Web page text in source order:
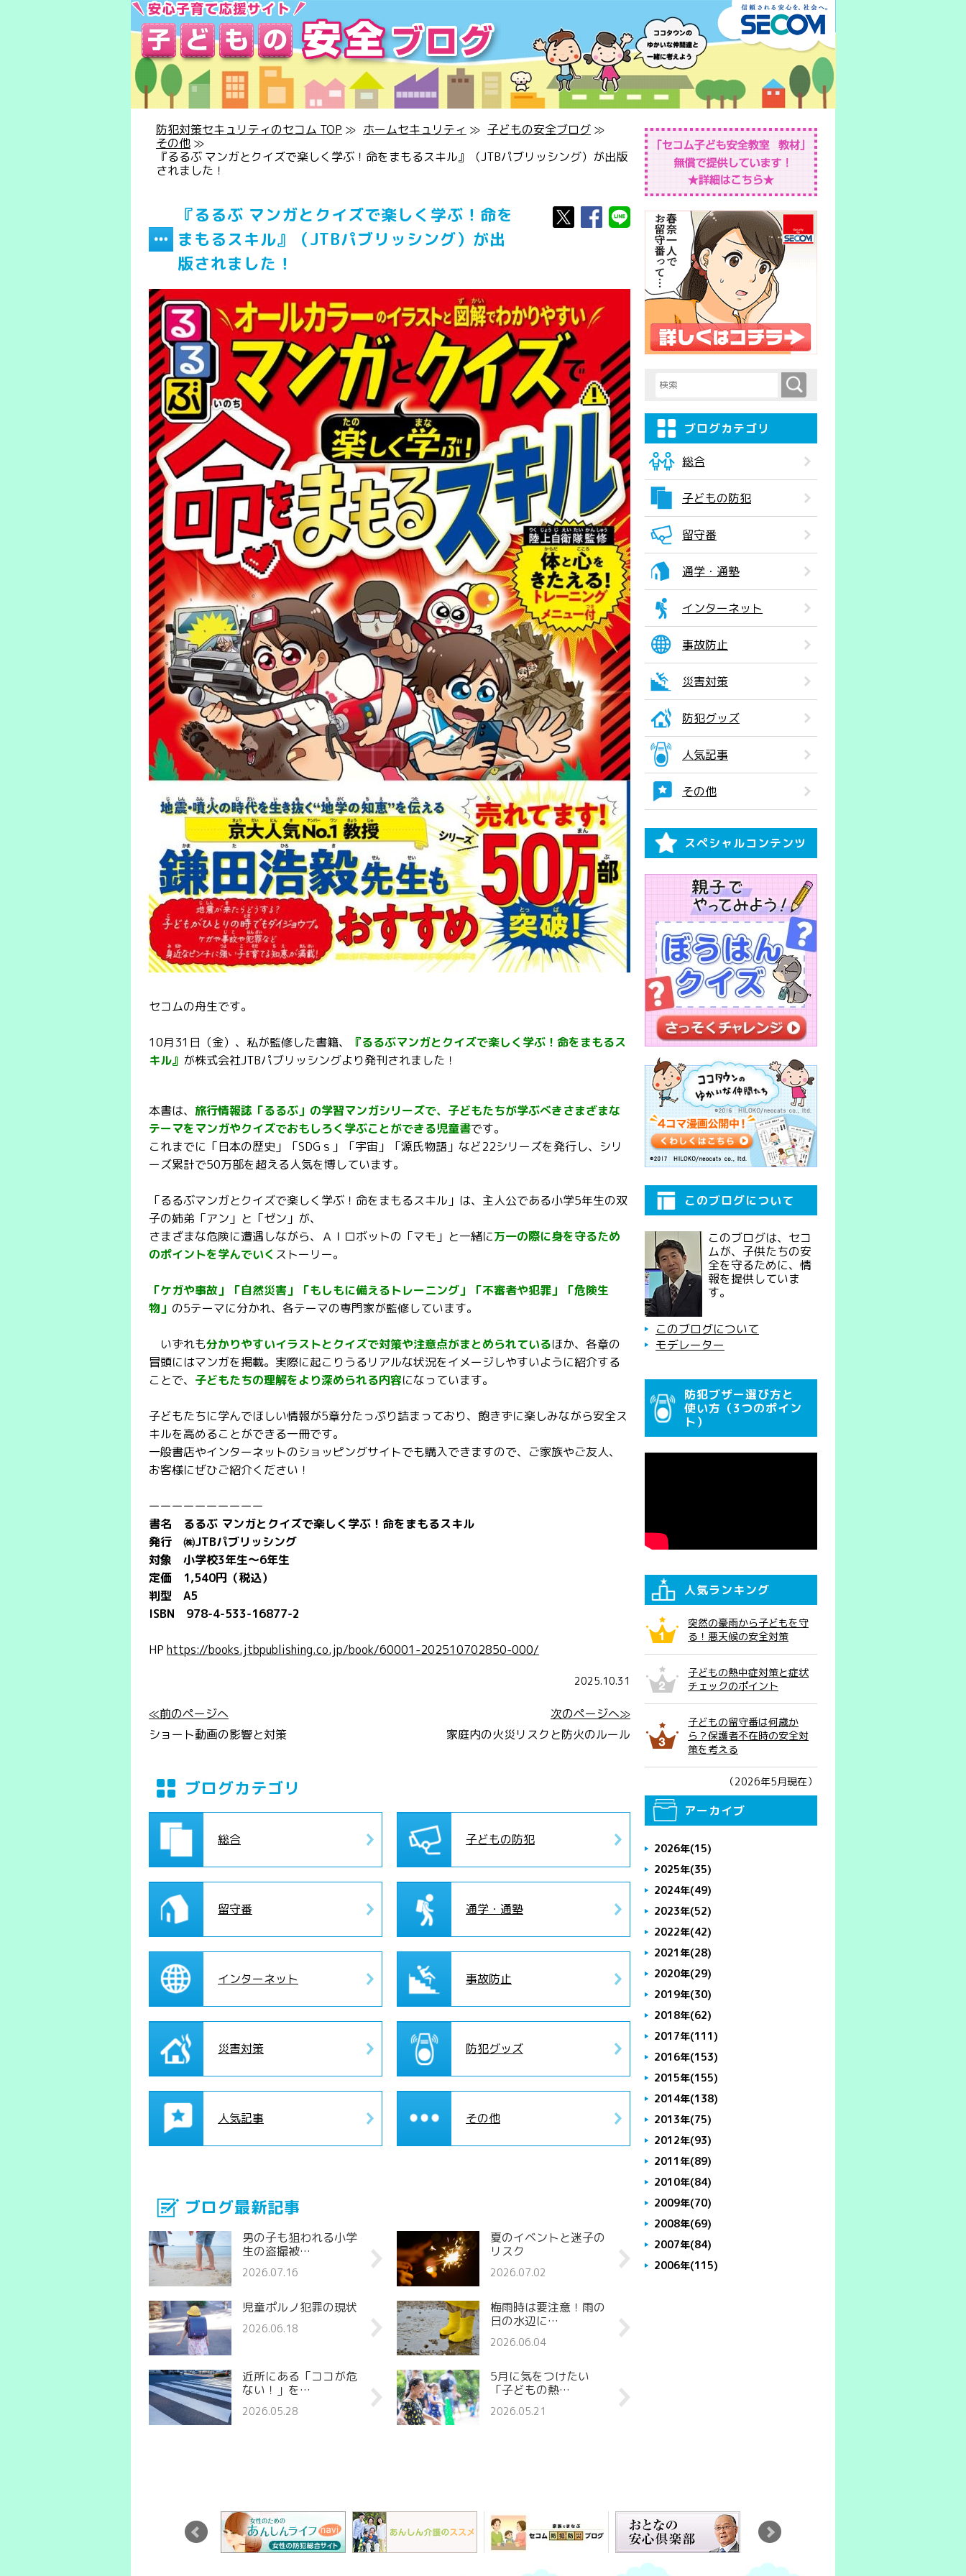
防犯対策セキュリティのセコム TOP ≫ ホームセキュリティ ≫ 子どもの安全ブログ ≫
その他 ≫
『るるぶ マンガとクイズで楽しく学ぶ！命をまもるスキル』（JTBパブリッシング）が出版
されました！
『るるぶ マンガとクイズで楽しく学ぶ！命を
まもるスキル』（JTBパブリッシング）が出
版されました！
セコムの舟生です。
10月31日（金）、私が監修した書籍、
『るるぶマンガとクイズで楽しく学ぶ！命をまもるス
キル』 が株式会社JTBパブリッシングより発刊されました！
本書は、 旅行情報誌「るるぶ」の学習マンガシリーズで、子どもたちが学ぶべきさまざまな
テーマをマンガやクイズでおもしろく学ぶことができる児童書です。
これまでに「日本の歴史」「SDGｓ」「宇宙」「源氏物語」など22シリーズを発行し、シリ
ーズ累計で50万部を超える人気を博しています。
「るるぶマンガとクイズで楽しく学ぶ！命をまもるスキル」は、主人公である小学5年生の双
子の姉弟「アン」と「ゼン」が、
さまざまな危険に遭遇しながら、ＡＩロボットの「マモ」と一緒に万一の際に身を守るため
のポイントを学んでいく ストーリー。
「ケガや事故」「自然災害」「もしもに備えるトレーニング」「不審者や犯罪」「危険生
物」 の5テーマに分かれ、各テーマの専門家が監修しています。
いずれも分かりやすいイラストとクイズで対策や注意点がまとめられているほか、各章の
冒頭にはマンガを掲載。実際に起こりうるリアルな状況をイメージしやすいように紹介する
ことで、 子どもたちの理解をより深められる内容になっています。
子どもたちに学んでほしい情報が5章分たっぷり詰まっており、飽きずに楽しみながら安全ス
キルを高めることができる一冊です。
一般書店やインターネットのショッピングサイトでも購入できますので、ご家族やご友人、
お客様にぜひご紹介ください！
ーーーーーーーーーー
書名 るるぶ マンガとクイズで楽しく学ぶ！命をまもるスキル
発行 ㈱JTBパブリッシング
対象 小学校3年生～6年生
定価 1,540円（税込）
判型 A5
ISBN 978-4-533-16877-2
HP https://books.jtbpublishing.co.jp/book/60001-202510702850-000/
2025.10.31
≪前のページへ
次のページへ≫
ショート動画の影響と対策
家庭内の火災リスクと防火のルール
ブログカテゴリ
総合 子どもの防犯
留守番 通学・通塾
インターネット 事故防止
災害対策 防犯グッズ
人気記事 その他
ブログ最新記事
男の子も狙われる小学
生の盗撮被…
2026.07.16
夏のイベントと迷子の
リスク
2026.07.02
児童ポルノ犯罪の現状
2026.06.18
梅雨時は要注意！雨の
日の水辺に…
2026.06.04
近所にある「ココが危
ない！」を…
2026.05.28
5月に気をつけたい
「子どもの熱…
2026.05.21
検索キーワード入力 検索
ブログカテゴリ
総合
子どもの防犯
留守番
通学・通塾
インターネット
事故防止
災害対策
防犯グッズ
人気記事
その他
スペシャルコンテンツ
このブログについて
このブログは、セコ
ムが、子供たちの安
全を守るために、情
報を提供していま
す。
このブログについて
モデレーター
防犯ブザー選び方と
使い方（3つのポイン
ト）
人気ランキング
突然の豪雨から子どもを守
る！悪天候の安全対策
子どもの熱中症対策と症状
チェックのポイント
子どもの留守番は何歳か
ら？保護者不在時の安全対
策を考える
（2026年5月現在）
アーカイブ
2026年(15)
2025年(35)
2024年(49)
2023年(52)
2022年(42)
2021年(28)
2020年(29)
2019年(30)
2018年(62)
2017年(111)
2016年(153)
2015年(155)
2014年(138)
2013年(75)
2012年(93)
2011年(89)
2010年(84)
2009年(70)
2008年(69)
2007年(84)
2006年(115)